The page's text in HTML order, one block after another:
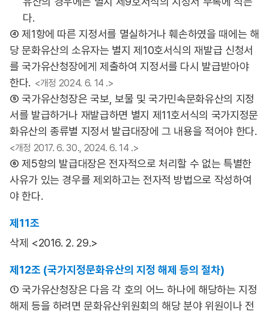
다.
④ 제1항에 따른 지정서를 멸실하거나 훼손하였을 때에는 해
당 문화유산의 소유자는 별지 제10호서식의 재발급 신청서
를 국가유산청장에게 제출하여 지정서를 다시 발급받아야
한다. <개정 2024. 6. 14 .>
⑤ 국가유산청장은 국보, 보물 및 국가민속문화유산의 지정
서를 발급하거나 재발급하면 별지 제11호서식의 국가지정문
화유산의 종류별 지정서 발급대장에 그 내용을 적어야 한다.
<개정 2017. 6. 30., 2024. 6. 14 .>
⑥ 제5항의 발급대장은 전자적으로 처리할 수 없는 특별한
사유가 있는 경우를 제외하고는 전자적 방법으로 작성하여
야 한다.
제11조
삭제 <2016. 2. 29.>
제12조 (국가지정문화유산의 지정 해제 등의 절차)
① 국가유산청장은 다음 각 호의 어느 하나에 해당하는 지정
해제 등을 하려면 문화유산위원회의 해당 분야 위원이나 전